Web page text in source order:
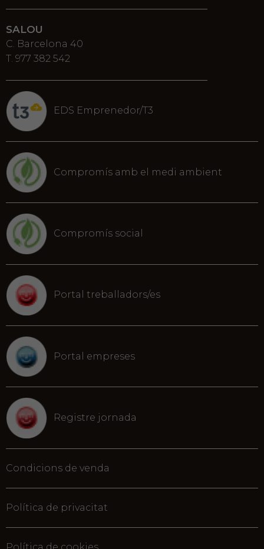
SALOU
C. Barcelona 40
T. 977 382 542
EDS Emprenedor/T3
Compromís amb el medi ambient
Compromís social
Portal treballadors/es
Portal empreses
Registre jornada
Condicions de venda
Política de privacitat
Política de cookies